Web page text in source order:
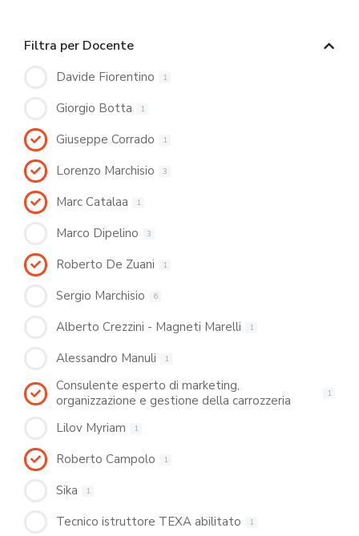
Filtra per Docente
Davide Fiorentino 1
Giorgio Botta 1
Giuseppe Corrado 1
Lorenzo Marchisio 3
Marc Catalaa 1
Marco Dipelino 3
Roberto De Zuani 1
Sergio Marchisio 6
Alberto Crezzini - Magneti Marelli 1
Alessandro Manuli 1
Consulente esperto di marketing,
organizzazione e gestione della carrozzeria
1
Lilov Myriam 1
Roberto Campolo 1
Sika 1
Tecnico istruttore TEXA abilitato 1